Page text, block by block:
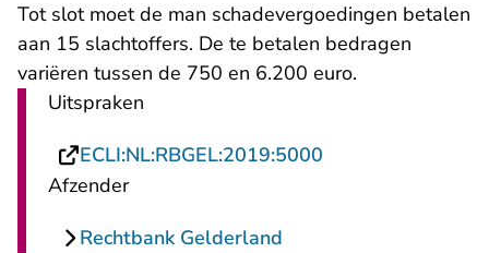
Tot slot moet de man schadevergoedingen betalen
aan 15 slachtoffers. De te betalen bedragen
variëren tussen de 750 en 6.200 euro.
Uitspraken
ECLI:NL:RBGEL:2019:5000
Afzender
Rechtbank Gelderland